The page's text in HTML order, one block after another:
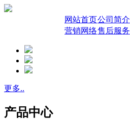
网站首页公司简介
营销网络售后服务
更多..
产品中心